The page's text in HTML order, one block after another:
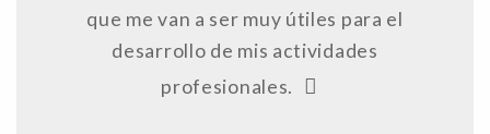
que me van a ser muy útiles para el
desarrollo de mis actividades
profesionales.